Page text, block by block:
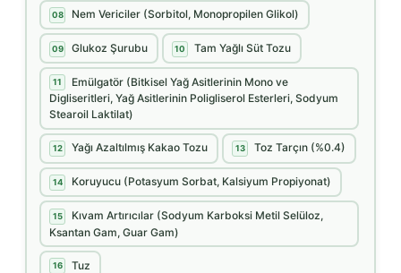
08 Nem Vericiler (Sorbitol, Monopropilen Glikol)
09 Glukoz Şurubu 10 Tam Yağlı Süt Tozu
11
Emülgatör (Bitkisel Yağ Asitlerinin Mono ve
Digliseritleri, Yağ Asitlerinin Poligliserol Esterleri, Sodyum
Stearoil Laktilat)
12 Yağı Azaltılmış Kakao Tozu 13 Toz Tarçın (%0.4)
14 Koruyucu (Potasyum Sorbat, Kalsiyum Propiyonat)
15
Kıvam Artırıcılar (Sodyum Karboksi Metil Selüloz,
Ksantan Gam, Guar Gam)
16 Tuz